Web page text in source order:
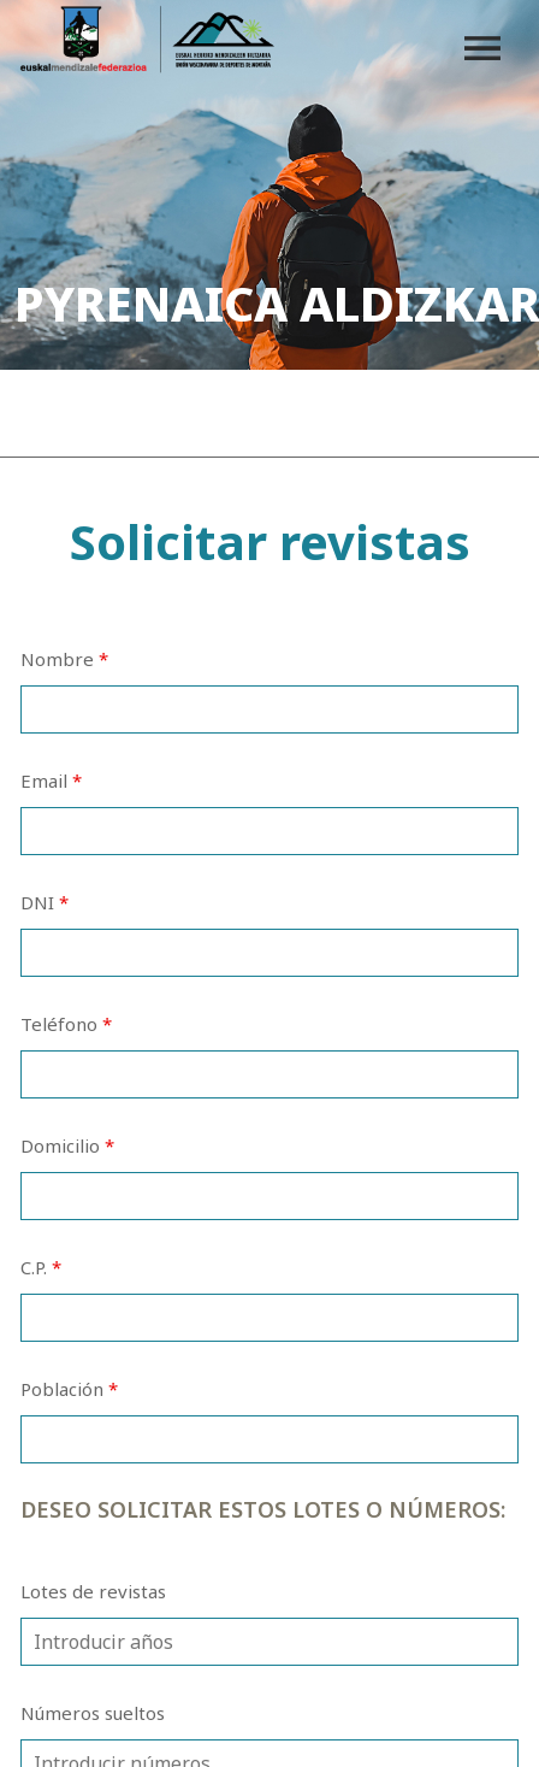
PYRENAICA
Solicitar revistas
Nombre *
Email *
DNI *
Teléfono *
Domicilio *
C.P. *
Población *
DESEO SOLICITAR ESTOS LOTES O NÚMEROS:
Lotes de revistas
Números sueltos